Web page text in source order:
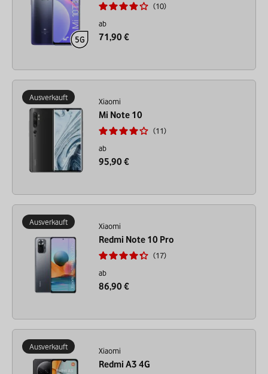
10
ab
71,90 €
Ausverkauft Xiaomi
Mi Note 10
11
ab
95,90 €
Ausverkauft Xiaomi
Redmi Note 10 Pro
17
ab
86,90 €
Ausverkauft Xiaomi
Redmi A3 4G